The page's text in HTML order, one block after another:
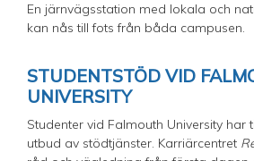
En järnvägsstation med lokala och
kan nås till fots från båda campusen.
STUDENTSTÖD VID
UNIVERSITY
Studenter vid Falmouth University har
utbud av stödtjänster. Karriärcentret